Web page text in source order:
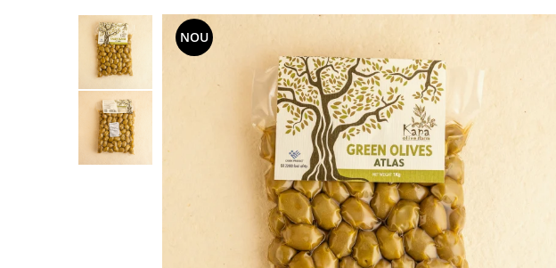
ÎNDULCITORI NATURALI / MIERE
FRUCTE LA CONSERVĂ
OȚETURI ȘI SOSURI
FĂINĂ FĂRĂ GLUTEN
BĂUTURI / LAPTE VEGETAL
OREZ ȘI CEREALE
NOU